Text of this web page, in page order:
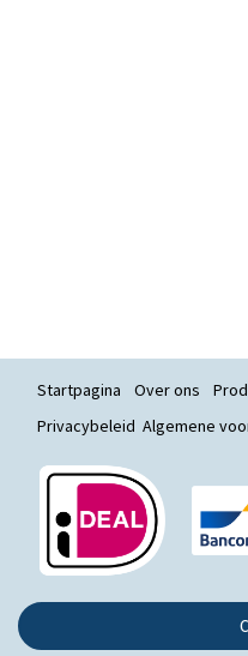
Startpagina Over ons
Privacybeleid Algemene